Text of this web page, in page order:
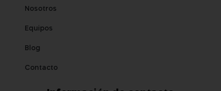
Nosotros
Equipos
Blog
Contacto